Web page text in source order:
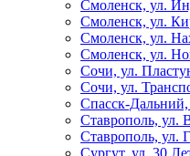
Смоленск, ул.
Смоленск, ул.
Смоленск, ул.
Смоленск, ул.
Сочи, ул.
Сочи, ул.
Спасск-
Ставрополь, ул.
Ставрополь, ул.
Сургут, ул. 30